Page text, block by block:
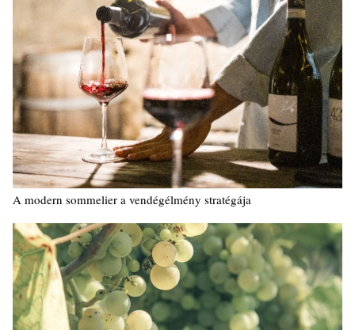
A modern sommelier a vendégélmény stratégája